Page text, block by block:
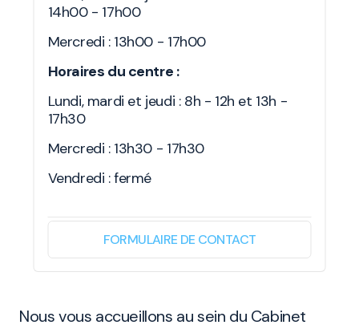
Nous vous accueillons au sein du Cabinet
14h00 - 17h00
Mercredi : 13h00 - 17h00
Horaires du centre :
Lundi, mardi et jeudi : 8h - 12h et 13h -
17h30
Mercredi : 13h30 - 17h30
Vendredi : fermé
FORMULAIRE DE CONTACT